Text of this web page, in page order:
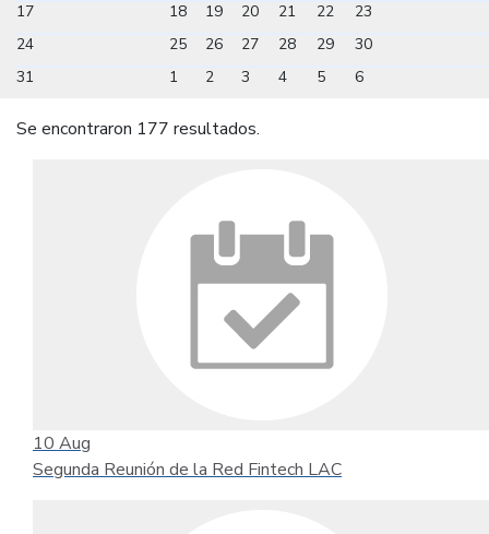
17
18 19 20 21 22
23
24
25 26 27 28 29
30
31
1 2 3 4 5 6
Se encontraron 177 resultados.
10 Aug
Segunda Reunión de la Red Fintech LAC